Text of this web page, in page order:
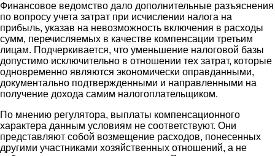
Финансовое ведомство дало дополнительные разъяснения
по вопросу учета затрат при исчислении налога на
прибыль, указав на невозможность включения в расходы
сумм, перечисляемых в качестве компенсации третьим
лицам. Подчеркивается, что уменьшение налоговой базы
допустимо исключительно в отношении тех затрат, которые
одновременно являются экономически оправданными,
документально подтвержденными и направленными на
получение дохода самим налогоплательщиком.
По мнению регулятора, выплаты компенсационного
характера данным условиям не соответствуют. Они
представляют собой возмещение расходов, понесенных
другими участниками хозяйственных отношений, а не